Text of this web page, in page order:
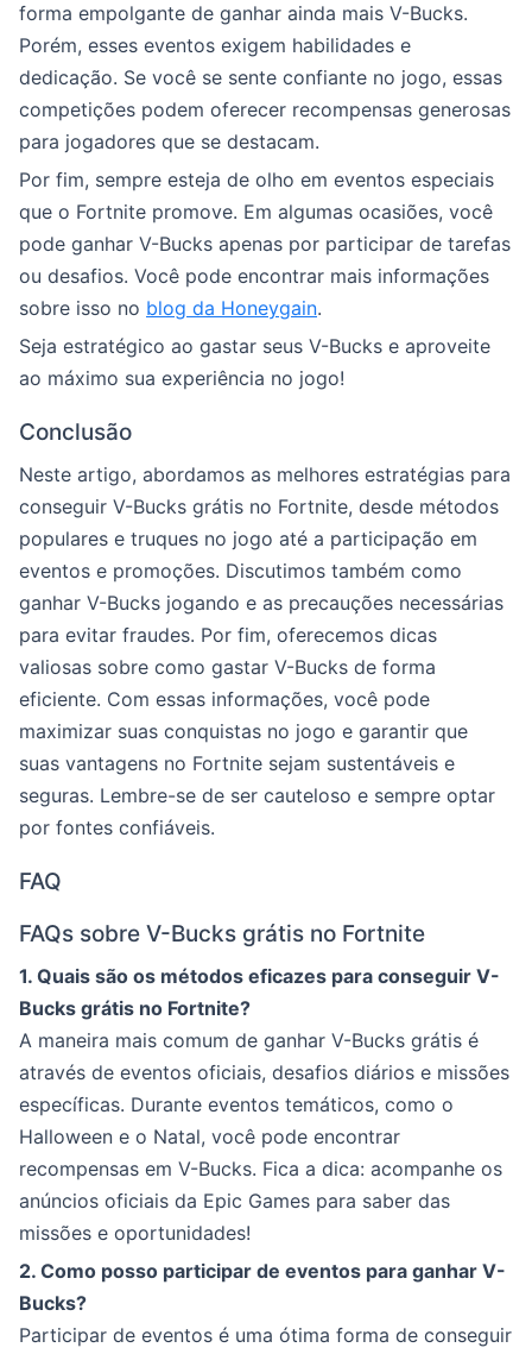
forma empolgante de ganhar ainda mais V-Bucks.
Porém, esses eventos exigem habilidades e
dedicação. Se você se sente confiante no jogo, essas
competições podem oferecer recompensas generosas
para jogadores que se destacam.
Por fim, sempre esteja de olho em eventos especiais
que o Fortnite promove. Em algumas ocasiões, você
pode ganhar V-Bucks apenas por participar de tarefas
ou desafios. Você pode encontrar mais informações
sobre isso no blog da Honeygain.
Seja estratégico ao gastar seus V-Bucks e aproveite
ao máximo sua experiência no jogo!
Conclusão
Neste artigo, abordamos as melhores estratégias para
conseguir V-Bucks grátis no Fortnite, desde métodos
populares e truques no jogo até a participação em
eventos e promoções. Discutimos também como
ganhar V-Bucks jogando e as precauções necessárias
para evitar fraudes. Por fim, oferecemos dicas
valiosas sobre como gastar V-Bucks de forma
eficiente. Com essas informações, você pode
maximizar suas conquistas no jogo e garantir que
suas vantagens no Fortnite sejam sustentáveis e
seguras. Lembre-se de ser cauteloso e sempre optar
por fontes confiáveis.
FAQ
FAQs sobre V-Bucks grátis no Fortnite
1. Quais são os métodos eficazes para conseguir V-
Bucks grátis no Fortnite?
A maneira mais comum de ganhar V-Bucks grátis é
através de eventos oficiais, desafios diários e missões
específicas. Durante eventos temáticos, como o
Halloween e o Natal, você pode encontrar
recompensas em V-Bucks. Fica a dica: acompanhe os
anúncios oficiais da Epic Games para saber das
missões e oportunidades!
2. Como posso participar de eventos para ganhar V-
Bucks?
Participar de eventos é uma ótima forma de conseguir